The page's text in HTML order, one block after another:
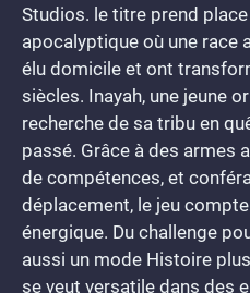
Studios. le titre prend
apocalyptique où une race
élu domicile et ont
siècles. Inayah, une jeune
recherche de sa tribu en
passé. Grâce à des armes
de compétences, et
déplacement, le jeu
énergique. Du challenge
aussi un mode Histoire
se veut versatile dans des